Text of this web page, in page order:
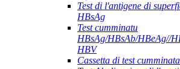
Test di l'antigene di
HBsAg
Test cumminatu
HBsAg/HBsAb/HBeAg//
HBV
Cassetta di test